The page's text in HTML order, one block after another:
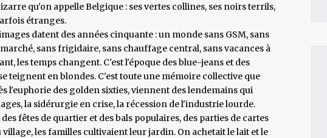
qu'on appelle Belgique : ses vertes collines, ses noirs terrils,
étranges.
datent des années cinquante : un monde sans GSM, sans
sans frigidaire, sans chauffage central, sans vacances à
les temps changent. C'est l'époque des blue-jeans et des
teignent en blondes. C'est toute une mémoire collective que
l'euphorie des golden sixties, viennent des lendemains qui
la sidérurgie en crise, la récession de l'industrie lourde.
fêtes de quartier et des bals populaires, des parties de cartes
village, les familles cultivaient leur jardin. On achetait le lait et le